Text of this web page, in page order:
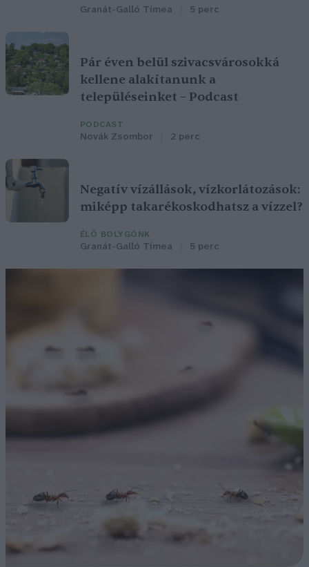
Granát-Galló Tímea 5 perc
Pár éven belül szivacsvárosokká
kellene alakítanunk a
településeinket – Podcast
PODCAST
Novák Zsombor 2 perc
Negatív vízállások, vízkorlátozások:
miképp takarékoskodhatsz a vízzel?
ÉLŐ BOLYGÓNK
Granát-Galló Tímea 5 perc